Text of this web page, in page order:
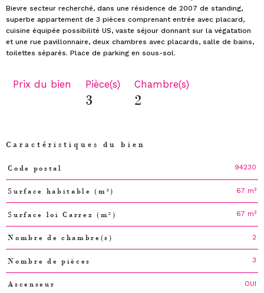
Bievre secteur recherché, dans une résidence de 2007 de standing,
superbe appartement de 3 pièces comprenant entrée avec placard,
cuisine équipée possibilité US, vaste séjour donnant sur la végatation
et une rue pavillonnaire, deux chambres avec placards, salle de bains,
Prix du bien Pièce(s)
3
Chambre(s)
2
Caractéristiques du bien
Caractéristiques
Code postal 94230
Surface habitable (m²) 67 m²
Surface loi Carrez (m²) 67 m²
Nombre de chambre(s) 2
Nombre de pièces 3
Ascenseur OUI